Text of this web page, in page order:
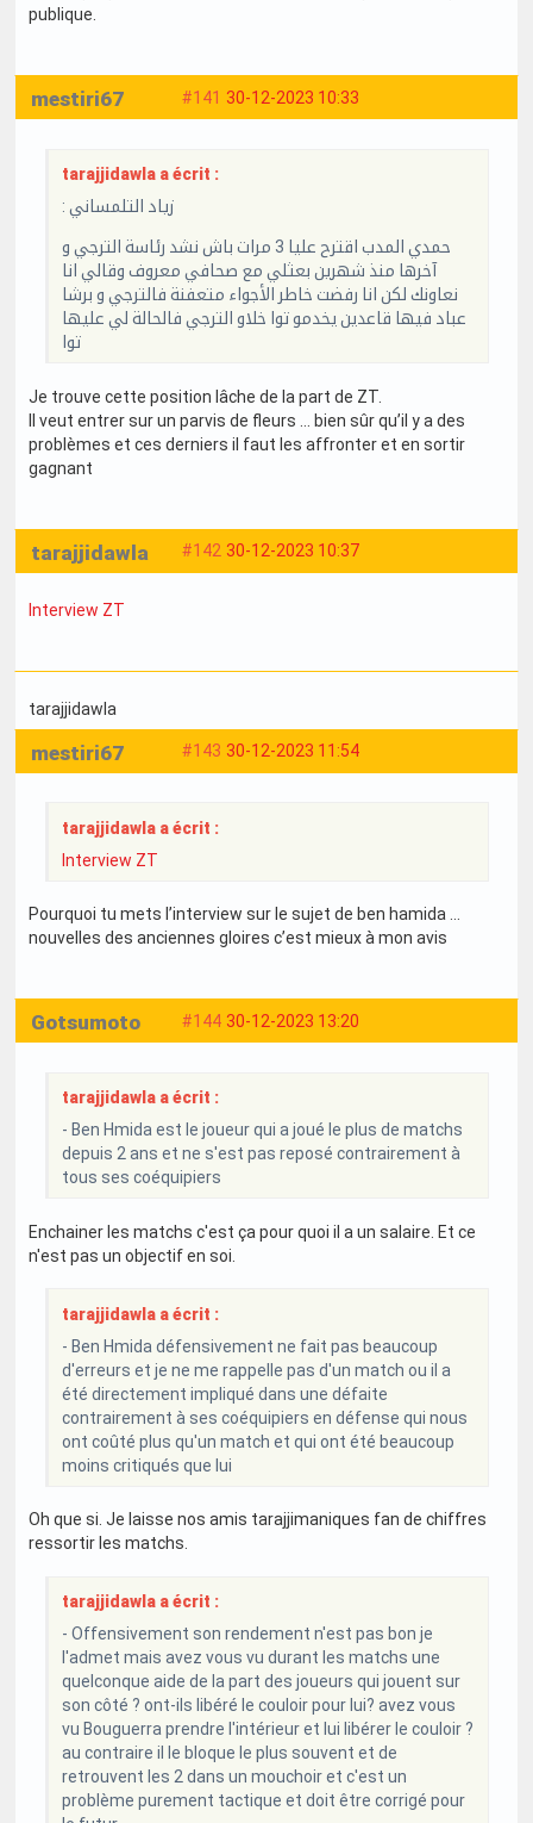
publique.
#141 30-12-2023 10:33
mestiri67
tarajjidawla a écrit :
: زياد التلمساني
حمدي المدب اقترح عليا 3 مرات باش نشد رئاسة الترجي و
آخرها منذ شهرين بعثلي مع صحافي معروف وقالي انا
نعاونك لكن انا رفضت خاطر الأجواء متعفنة فالترجي و برشا
عباد فيها قاعدين يخدمو توا خلاو الترجي فالحالة لي عليها
توا
Je trouve cette position lâche de la part de ZT.
Il veut entrer sur un parvis de fleurs … bien sûr qu’il y a des
problèmes et ces derniers il faut les affronter et en sortir
gagnant
#142 30-12-2023 10:37
tarajjidawla
Interview ZT
tarajjidawla
#143 30-12-2023 11:54
mestiri67
tarajjidawla a écrit :
Interview ZT
Pourquoi tu mets l’interview sur le sujet de ben hamida …
nouvelles des anciennes gloires c’est mieux à mon avis
#144 30-12-2023 13:20
Gotsumoto
tarajjidawla a écrit :
- Ben Hmida est le joueur qui a joué le plus de matchs
depuis 2 ans et ne s'est pas reposé contrairement à
tous ses coéquipiers
Enchainer les matchs c'est ça pour quoi il a un salaire. Et ce
n'est pas un objectif en soi.
tarajjidawla a écrit :
- Ben Hmida défensivement ne fait pas beaucoup
d'erreurs et je ne me rappelle pas d'un match ou il a
été directement impliqué dans une défaite
contrairement à ses coéquipiers en défense qui nous
ont coûté plus qu'un match et qui ont été beaucoup
moins critiqués que lui
Oh que si. Je laisse nos amis tarajjimaniques fan de chiffres
ressortir les matchs.
tarajjidawla a écrit :
- Offensivement son rendement n'est pas bon je
l'admet mais avez vous vu durant les matchs une
quelconque aide de la part des joueurs qui jouent sur
son côté ? ont-ils libéré le couloir pour lui? avez vous
vu Bouguerra prendre l'intérieur et lui libérer le couloir ?
au contraire il le bloque le plus souvent et de
retrouvent les 2 dans un mouchoir et c'est un
problème purement tactique et doit être corrigé pour